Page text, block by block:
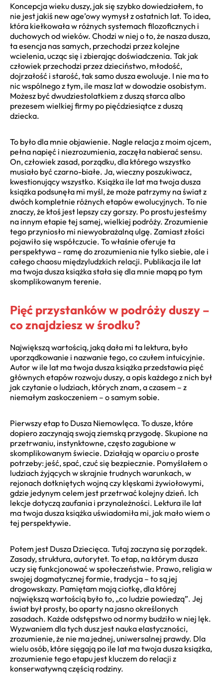
Koncepcja wieku duszy, jak się szybko dowiedziałem, to
nie jest jakiś new age’owy wymysł z ostatnich lat. To idea,
która kiełkowała w różnych systemach filozoficznych i
duchowych od wieków. Chodzi w niej o to, że nasza dusza,
ta esencja nas samych, przechodzi przez kolejne
wcielenia, ucząc się i zbierając doświadczenia. Tak jak
człowiek przechodzi przez dzieciństwo, młodość,
dojrzałość i starość, tak samo dusza ewoluuje. I nie ma to
nic wspólnego z tym, ile masz lat w dowodzie osobistym.
Możesz być dwudziestolatkiem z duszą starca albo
prezesem wielkiej firmy po pięćdziesiątce z duszą
dziecka.
To było dla mnie objawienie. Nagle relacja z moim ojcem,
pełna napięć i niezrozumienia, zaczęła nabierać sensu.
On, człowiek zasad, porządku, dla którego wszystko
musiało być czarno-białe. Ja, wieczny poszukiwacz,
kwestionujący wszystko. Książka ile lat ma twoja dusza
książka podsunęła mi myśl, że może patrzymy na świat z
dwóch kompletnie różnych etapów ewolucyjnych. To nie
znaczy, że ktoś jest lepszy czy gorszy. Po prostu jesteśmy
na innym etapie tej samej, wielkiej podróży. Zrozumienie
tego przyniosło mi niewyobrażalną ulgę. Zamiast złości
pojawiło się współczucie. To właśnie oferuje ta
perspektywa – ramę do zrozumienia nie tylko siebie, ale i
całego chaosu międzyludzkich relacji. Publikacja ile lat
ma twoja dusza książka stała się dla mnie mapą po tym
skomplikowanym terenie.
Pięć przystanków w podróży duszy –
co znajdziesz w środku?
Największą wartością, jaką dała mi ta lektura, było
uporządkowanie i nazwanie tego, co czułem intuicyjnie.
Autor w ile lat ma twoja dusza książka przedstawia pięć
głównych etapów rozwoju duszy, a opis każdego z nich był
jak czytanie o ludziach, których znam, a czasem – z
niemałym zaskoczeniem – o samym sobie.
Pierwszy etap to Dusza Niemowlęca. To dusze, które
dopiero zaczynają swoją ziemską przygodę. Skupione na
przetrwaniu, instynktowne, często zagubione w
skomplikowanym świecie. Działają w oparciu o proste
potrzeby: jeść, spać, czuć się bezpiecznie. Pomyślałem o
ludziach żyjących w skrajnie trudnych warunkach, w
rejonach dotkniętych wojną czy klęskami żywiołowymi,
gdzie jedynym celem jest przetrwać kolejny dzień. Ich
lekcje dotyczą zaufania i przynależności. Lektura ile lat
ma twoja dusza książka uświadomiła mi, jak mało wiem o
tej perspektywie.
Potem jest Dusza Dziecięca. Tutaj zaczyna się porządek.
Zasady, struktura, autorytet. To etap, na którym dusza
uczy się funkcjonować w społeczeństwie. Prawo, religia w
swojej dogmatycznej formie, tradycja – to są jej
drogowskazy. Pamiętam moją ciotkę, dla której
największą wartością było to, „co ludzie powiedzą”. Jej
świat był prosty, bo oparty na jasno określonych
zasadach. Każde odstępstwo od normy budziło w niej lęk.
Wyzwaniem dla tych dusz jest nauka elastyczności,
zrozumienie, że nie ma jednej, uniwersalnej prawdy. Dla
wielu osób, które sięgają po ile lat ma twoja dusza książka,
zrozumienie tego etapu jest kluczem do relacji z
konserwatywną częścią rodziny.